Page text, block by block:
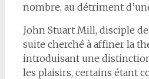
nombre, au détriment
John Stuart Mill, disciple
suite cherché à affiner la
introduisant une
les plaisirs, certains étant